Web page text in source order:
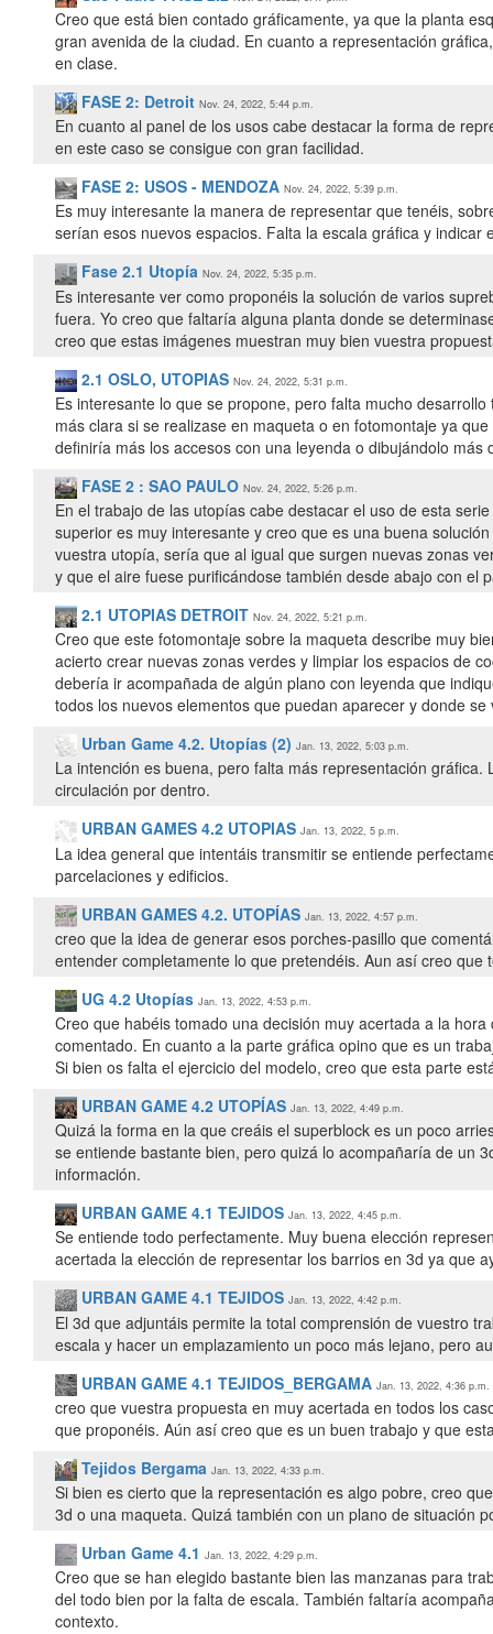
Creo que está bien contado gráficamente, ya que la planta
gran avenida de la ciudad. En cuanto a representación
en clase.
FASE 2: Detroit Nov. 24, 2022, 5:44 p.m.
En cuanto al panel de los usos cabe destacar la forma de
en este caso se consigue con gran facilidad.
FASE 2: USOS - MENDOZA Nov. 24, 2022, 5:39 p.m.
Es muy interesante la manera de representar que tenéis,
serían esos nuevos espacios. Falta la escala gráfica y indicar
Fase 2.1 Utopía Nov. 24, 2022, 5:35 p.m.
Es interesante ver como proponéis la solución de varios
fuera. Yo creo que faltaría alguna planta donde se
creo que estas imágenes muestran muy bien vuestra
2.1 OSLO, UTOPIAS Nov. 24, 2022, 5:31 p.m.
Es interesante lo que se propone, pero falta mucho
más clara si se realizase en maqueta o en fotomontaje ya
definiría más los accesos con una leyenda o dibujándolo más
FASE 2 : SAO PAULO Nov. 24, 2022, 5:26 p.m.
En el trabajo de las utopías cabe destacar el uso de esta
superior es muy interesante y creo que es una buena
vuestra utopía, sería que al igual que surgen nuevas zonas
2.1 UTOPIAS DETROIT Nov. 24, 2022, 5:21 p.m.
Creo que este fotomontaje sobre la maqueta describe muy
acierto crear nuevas zonas verdes y limpiar los espacios de
debería ir acompañada de algún plano con leyenda que
todos los nuevos elementos que puedan aparecer y donde
Urban Game 4.2. Utopías (2) Jan. 13, 2022, 5:03 p.m.
La intención es buena, pero falta más representación
circulación por dentro.
URBAN GAMES 4.2 UTOPIAS Jan. 13, 2022, 5 p.m.
La idea general que intentáis transmitir se entiende
parcelaciones y edificios.
URBAN GAMES 4.2. UTOPÍAS Jan. 13, 2022, 4:57 p.m.
creo que la idea de generar esos porches-pasillo que
entender completamente lo que pretendéis. Aun así creo que
UG 4.2 Utopías Jan. 13, 2022, 4:53 p.m.
Creo que habéis tomado una decisión muy acertada a la
comentado. En cuanto a la parte gráfica opino que es un
Si bien os falta el ejercicio del modelo, creo que esta parte
URBAN GAME 4.2 UTOPÍAS Jan. 13, 2022, 4:49 p.m.
Quizá la forma en la que creáis el superblock es un poco
se entiende bastante bien, pero quizá lo acompañaría de un
información.
URBAN GAME 4.1 TEJIDOS Jan. 13, 2022, 4:45 p.m.
Se entiende todo perfectamente. Muy buena elección
acertada la elección de representar los barrios en 3d ya que
URBAN GAME 4.1 TEJIDOS Jan. 13, 2022, 4:42 p.m.
El 3d que adjuntáis permite la total comprensión de vuestro
escala y hacer un emplazamiento un poco más lejano, pero
URBAN GAME 4.1 TEJIDOS_BERGAMA Jan. 13, 2022, 4:36 p.m.
creo que vuestra propuesta en muy acertada en todos los
que proponéis. Aún así creo que es un buen trabajo y que
Tejidos Bergama Jan. 13, 2022, 4:33 p.m.
Si bien es cierto que la representación es algo pobre, creo
3d o una maqueta. Quizá también con un plano de situación
Urban Game 4.1 Jan. 13, 2022, 4:29 p.m.
Creo que se han elegido bastante bien las manzanas para
del todo bien por la falta de escala. También faltaría
contexto.